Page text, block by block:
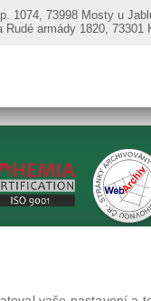
1074, 73998 Mosty u
Rudé armády 1820, 73301